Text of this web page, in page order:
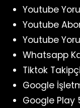
Youtube
Youtube
Youtube
Whatsapp
Tiktok
Google
Google Play